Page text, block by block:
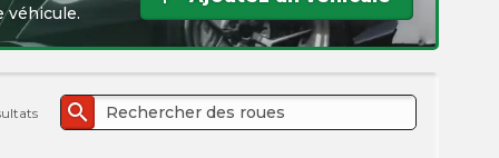
véhicule.
search